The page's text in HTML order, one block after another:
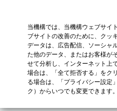
当機構では、当機構ウェブサイ
ブサイトの改善のために、クッ
データは、広告配信、ソーシャ
た他のデータ、またはお客様が
せて分析し、インターネット上
場合は、「全て拒否する」をク
る場合は、「プライバシー設定
ク）からいつでも変更できます。